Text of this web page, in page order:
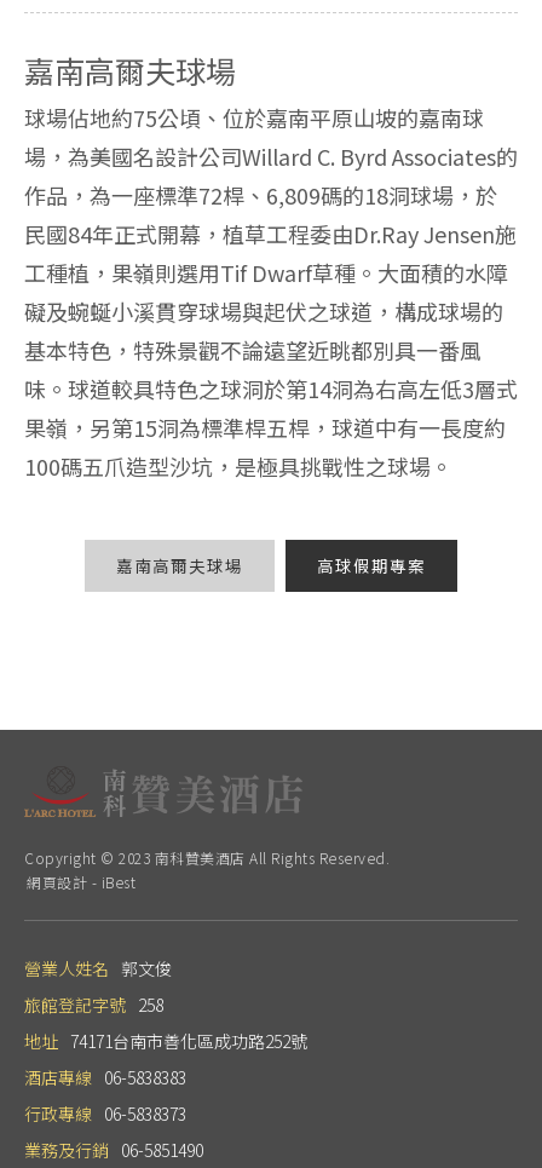
嘉南高爾夫球場
球場佔地約75公頃、位於嘉南平原山坡的嘉南球
場，為美國名設計公司Willard C. Byrd Associates的
作品，為一座標準72桿、6,809碼的18洞球場，於
民國84年正式開幕，植草工程委由Dr.Ray Jensen施
工種植，果嶺則選用Tif Dwarf草種。大面積的水障
礙及蜿蜒小溪貫穿球場與起伏之球道，構成球場的
基本特色，特殊景觀不論遠望近眺都別具一番風
味。球道較具特色之球洞於第14洞為右高左低3層式
果嶺，另第15洞為標準桿五桿，球道中有一長度約
100碼五爪造型沙坑，是極具挑戰性之球場。
嘉南高爾夫球場 高球假期專案
Copyright © 2023 南科贊美酒店 All Rights Reserved.
網頁設計 - iBest
營業人姓名 郭文俊
旅館登記字號 258
地址 74171台南市善化區成功路252號
酒店專線 06-5838383
行政專線 06-5838373
業務及行銷 06-5851490